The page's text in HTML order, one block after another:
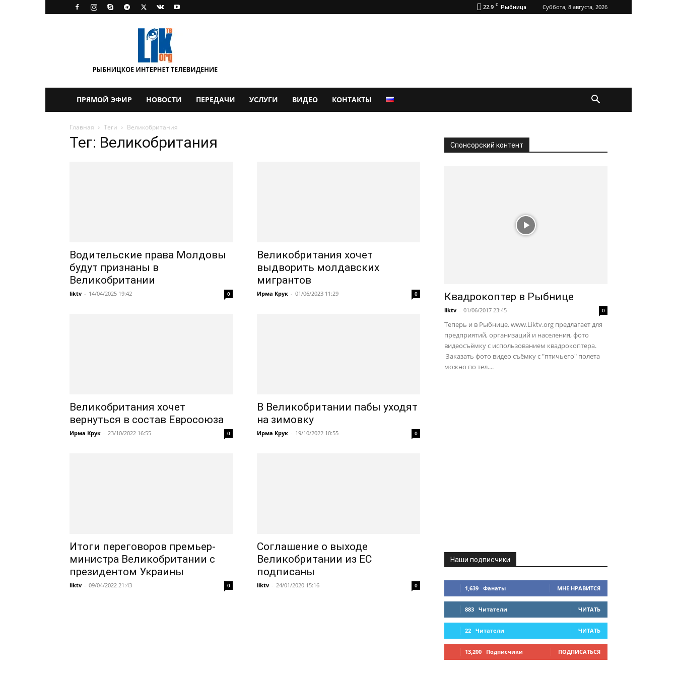
22.9 C Рыбница Суббота, 8 августа, 2026
ПРЯМОЙ ЭФИР НОВОСТИ ПЕРЕДАЧИ УСЛУГИ ВИДЕО КОНТАКТЫ
Главная Теги Великобритания
Тег: Великобритания
Водительские права Молдовы
будут признаны в
Великобритании
liktv - 14/04/2025 19:42 0
Великобритания хочет
выдворить молдавских
мигрантов
Ирма Крук - 01/06/2023 11:29 0
Великобритания хочет
вернуться в состав Евросоюза
Ирма Крук - 23/10/2022 16:55 0
В Великобритании пабы уходят
на зимовку
Ирма Крук - 19/10/2022 10:55 0
Итоги переговоров премьер-
министра Великобритании с
президентом Украины
liktv - 09/04/2022 21:43 0
Соглашение о выходе
Великобритании из ЕС
подписаны
liktv - 24/01/2020 15:16 0
Спонсорский контент
Квадрокоптер в Рыбнице
liktv - 01/06/2017 23:45 0
Теперь и в Рыбнице. www.Liktv.org предлагает для
предприятий, организаций и населения, фото
видеосъёмку с использованием квадрокоптера.
Заказать фото видео съёмку с "птичьего" полета
можно по тел....
Наши подписчики
1,639 Фанаты МНЕ НРАВИТСЯ
883 Читатели ЧИТАТЬ
22 Читатели ЧИТАТЬ
13,200 Подписчики ПОДПИСАТЬСЯ